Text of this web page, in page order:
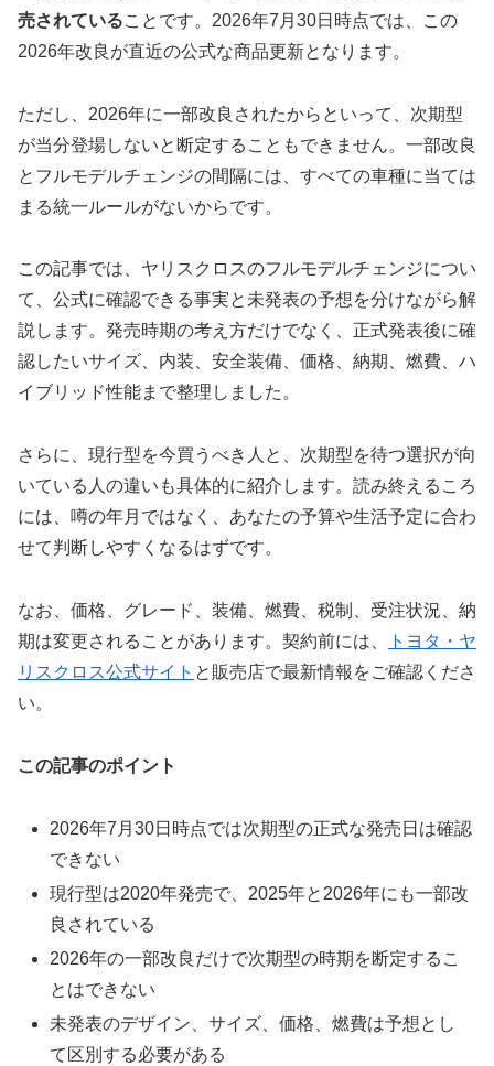
売されていることです。2026年7月30日時点では、この
2026年改良が直近の公式な商品更新となります。
ただし、2026年に一部改良されたからといって、次期型
が当分登場しないと断定することもできません。一部改良
とフルモデルチェンジの間隔には、すべての車種に当ては
まる統一ルールがないからです。
この記事では、ヤリスクロスのフルモデルチェンジについ
て、公式に確認できる事実と未発表の予想を分けながら解
説します。発売時期の考え方だけでなく、正式発表後に確
認したいサイズ、内装、安全装備、価格、納期、燃費、ハ
イブリッド性能まで整理しました。
さらに、現行型を今買うべき人と、次期型を待つ選択が向
いている人の違いも具体的に紹介します。読み終えるころ
には、噂の年月ではなく、あなたの予算や生活予定に合わ
せて判断しやすくなるはずです。
なお、価格、グレード、装備、燃費、税制、受注状況、納
期は変更されることがあります。契約前には、
トヨタ・ヤ
リスクロス公式サイト と販売店で最新情報をご確認くださ
い。
この記事のポイント
2026年7月30日時点では次期型の正式な発売日は確認
できない
現行型は2020年発売で、2025年と2026年にも一部改
良されている
2026年の一部改良だけで次期型の時期を断定するこ
とはできない
未発表のデザイン、サイズ、価格、燃費は予想とし
て区別する必要がある